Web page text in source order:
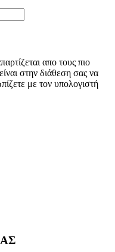
απο τους πιο
στην διάθεση σας να
με τον υπολογιστή